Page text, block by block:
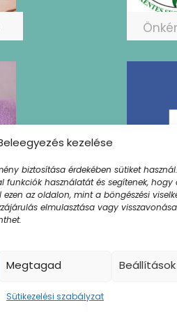
kezelése
biztosítása érdekében sütiket
funkciók használatát és segítenek, hogy
az oldalon, mint a böngészési
elmulasztása vagy
Megtagad Beállítások
Sütikezelési szabályzat
2024 Szent Borbála Kórház.